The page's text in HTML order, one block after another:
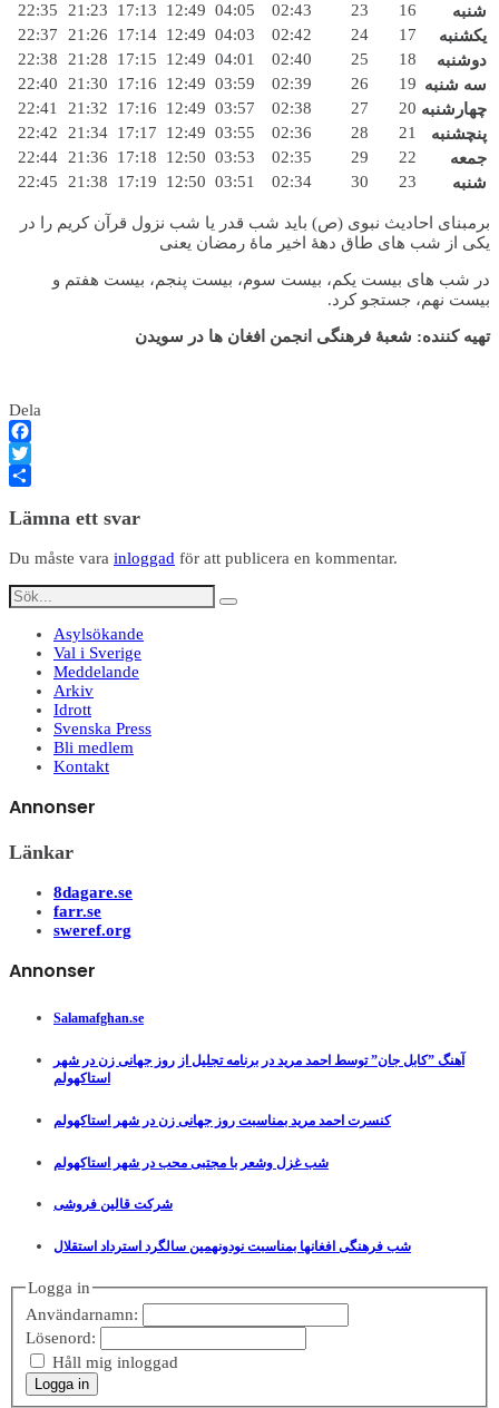
شنبه 16
23
02:43
04:05
12:49
17:13
21:23
22:35
یکشنبه
17
24
02:42
04:03
12:49
17:14
21:26
22:37
دوشنبه
18
25
02:40
04:01
12:49
17:15
21:28
22:38
سه شنبه 19
26
02:39
03:59
12:49
17:16
21:30
22:40
چهارشنبه 20
27
02:38
03:57
12:49
17:16
21:32
22:41
پنچشنبه
21
28
02:36
03:55
12:49
17:17
21:34
22:42
جمعه
22
29
02:35
03:53
12:50
17:18
21:36
22:44
شنبه
23
30
02:34
03:51
12:50
17:19
21:38
22:45
برمبنای احادیث نبوی (ص) باید شب قدر یا شب نزول قرآن کریم را در
یکی از شب های طاق دهۀ اخیر ماۀ رمضان یعنی
در شب های بیست یکم، بیست سوم، بیست پنجم، بیست هفتم و
بیست نهم، جستجو کرد.
تهیه کننده: شعبۀ فرهنگی انجمن افغان ها در سویدن
Dela
Facebook
Twitter
Lämna ett svar
Du måste vara inloggad för att publicera en kommentar.
Asylsökande
Val i Sverige
Meddelande
Arkiv
Idrott
Svenska Press
Bli medlem
Kontakt
Annonser
Länkar
8dagare.se
farr.se
sweref.org
Annonser
Salamafghan.se
آهنگ ”کابل جان” توسط احمد مرید در برنامه تجلیل از روز جهانی زن در شهر
استاکهولم
کنسرت احمد مرید بمناسبت روز جهانی زن در شهر استاکهولم
شب غزل وشعر با مجتبی محب در شهر استاکهولم
شرکت قالین فروشی
شب فرهنگی افغانها بمناسبت نودونهمین سالگرد استرداد استقلال
Logga in
Användarnamn:
Lösenord:
Håll mig inloggad
Logga in